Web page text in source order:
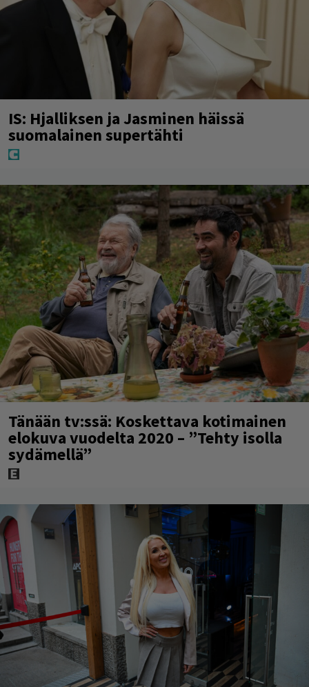
IS: Hjalliksen ja Jasminen häissä
suomalainen supertähti
Tänään tv:ssä: Koskettava kotimainen
elokuva vuodelta 2020 – ”Tehty isolla
sydämellä”